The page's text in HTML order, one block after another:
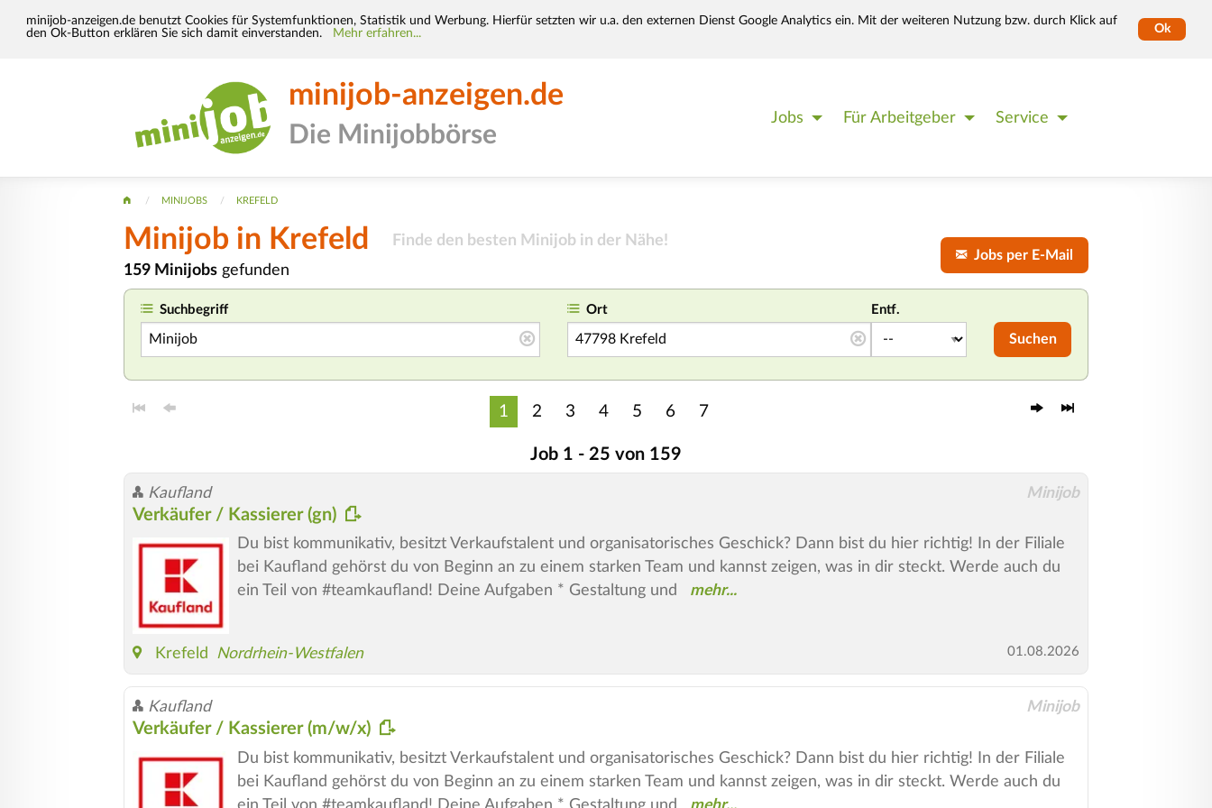
minijob-anzeigen.de benutzt Cookies für Systemfunktionen, Statistik und Werbung. Hierfür setzten wir u.a. den externen Dienst Google Analytics ein. Mit der weiteren Nutzung bzw. durch Klick auf
den Ok-Button erklären Sie sich damit einverstanden.
Mehr erfahren... Ok
minijob-anzeigen.de
Die Minijobbörse
Jobs Für Arbeitgeber Service
MINIJOBS KREFELD
Minijob in Krefeld Finde den besten Minijob in der Nähe!
159 Minijobs gefunden
Jobs per E-Mail
Suchbegriff Ort Entf.
Suchen
1 2 3 4 5 6 7
Job 1 - 25 von 159
Kaufland Minijob
Verkäufer / Kassierer (gn)
Du bist kommunikativ, besitzt Verkaufstalent und organisatorisches Geschick? Dann bist du hier richtig! In der Filiale
bei Kaufland gehörst du von Beginn an zu einem starken Team und kannst zeigen, was in dir steckt. Werde auch du
ein Teil von #teamkaufland! Deine Aufgaben * Gestaltung und
Krefeld Nordrhein-Westfalen 01.08.2026
Kaufland Minijob
Verkäufer / Kassierer (m/w/x)
Du bist kommunikativ, besitzt Verkaufstalent und organisatorisches Geschick? Dann bist du hier richtig! In der Filiale
bei Kaufland gehörst du von Beginn an zu einem starken Team und kannst zeigen, was in dir steckt. Werde auch du
ein Teil von #teamkaufland! Deine Aufgaben * Gestaltung und